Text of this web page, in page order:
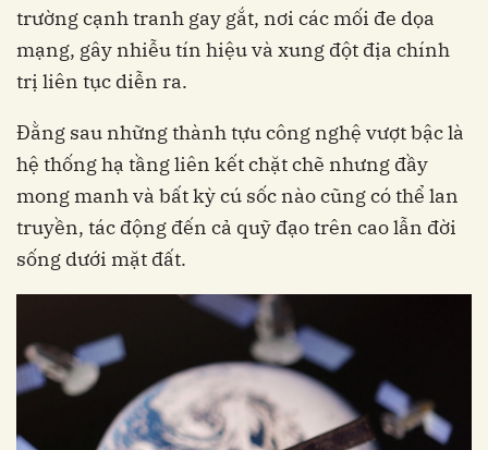
trường cạnh tranh gay gắt, nơi các mối đe dọa
mạng, gây nhiễu tín hiệu và xung đột địa chính
trị liên tục diễn ra.
Đằng sau những thành tựu công nghệ vượt bậc là
hệ thống hạ tầng liên kết chặt chẽ nhưng đầy
mong manh và bất kỳ cú sốc nào cũng có thể lan
truyền, tác động đến cả quỹ đạo trên cao lẫn đời
sống dưới mặt đất.